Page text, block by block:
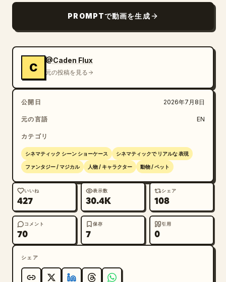
13～15秒：
の中を共に舞い上がり、空が温かく幻想的な色に染まる
中、山々の上を飛んでいく。少女の笑い声が響く中、二人
は地平線の彼方へと消えていく。
PROMPTで動画を生成
C
@Caden Flux
元の投稿を見る
公開日 2026年7月8日
元の言語 EN
カテゴリ
シネマティック シーン ショーケース シネマティックで リアルな 表現
ファンタジー / マジカル 人物 / キャラクター 動物 / ペット
いいね
427
表示数
30.4K
シェア
108
コメント
70
保存
7
引用
0
シェア